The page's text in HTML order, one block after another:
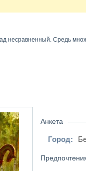
несравненный. Средь
Анкета
Город: